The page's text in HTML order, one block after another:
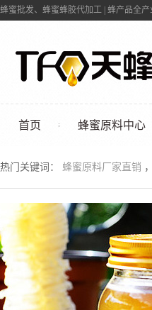
蜂蜜批发、蜂蜜蜂胶代加工 | 蜂产品全产
首页 蜂蜜原料中心
联系我们
热门关键词： 蜂蜜原料厂家直销 ，